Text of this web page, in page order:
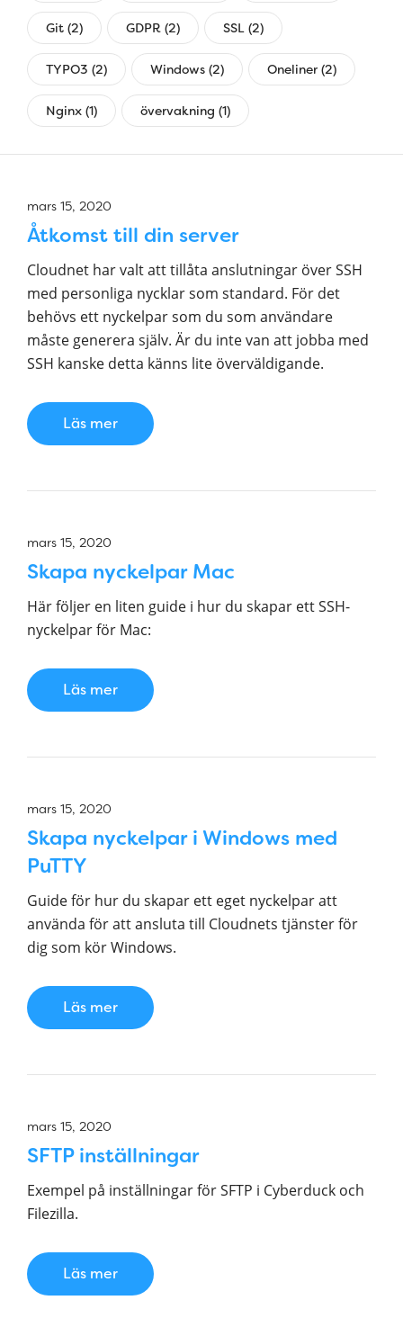
Git (2) GDPR (2) SSL (2)
TYPO3 (2) Windows (2) Oneliner (2)
Nginx (1) övervakning (1)
mars 15, 2020
Åtkomst till din server
Cloudnet har valt att tillåta anslutningar över SSH
med personliga nycklar som standard. För det
behövs ett nyckelpar som du som användare
måste generera själv. Är du inte van att jobba med
SSH kanske detta känns lite överväldigande.
Läs mer
mars 15, 2020
Skapa nyckelpar Mac
Här följer en liten guide i hur du skapar ett SSH-
nyckelpar för Mac:
Läs mer
mars 15, 2020
Skapa nyckelpar i Windows med
PuTTY
Guide för hur du skapar ett eget nyckelpar att
använda för att ansluta till Cloudnets tjänster för
dig som kör Windows.
Läs mer
mars 15, 2020
SFTP inställningar
Exempel på inställningar för SFTP i Cyberduck och
Filezilla.
Läs mer